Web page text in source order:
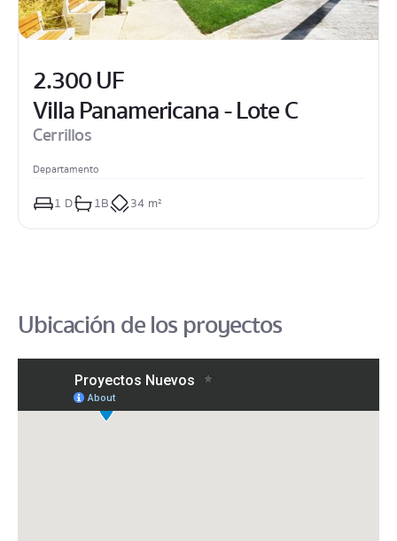
2.300 UF
Villa Panamericana - Lote C
Cerrillos
Departamento
1 D 1B 34 m²
Ubicación de los proyectos